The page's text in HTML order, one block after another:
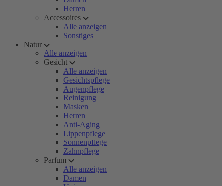
Herren
Accessoires
Alle anzeigen
Sonstiges
Natur
Alle anzeigen
Gesicht
Alle anzeigen
Gesichtspflege
Augenpflege
Reinigung
Masken
Herren
Anti-Aging
Lippenpflege
Sonnenpflege
Zahnpflege
Parfum
Alle anzeigen
Damen